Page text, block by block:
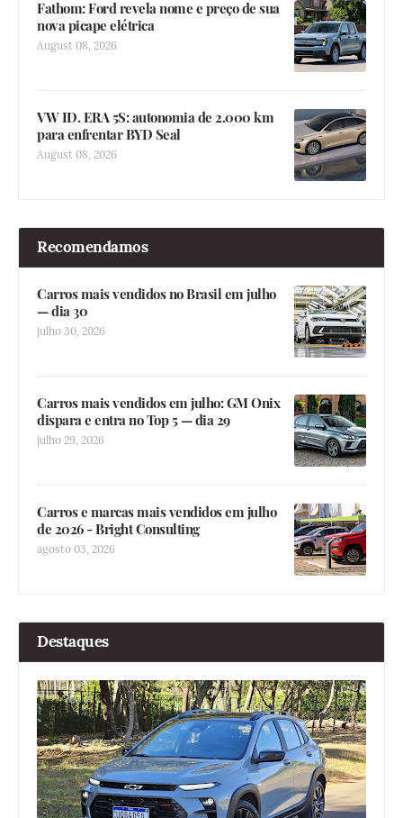
Fathom: Ford revela nome e preço de sua
nova picape elétrica
August 08, 2026
VW ID. ERA 5S: autonomia de 2.000 km
para enfrentar BYD Seal
August 08, 2026
Recomendamos
Carros mais vendidos no Brasil em julho
— dia 30
julho 30, 2026
Carros mais vendidos em julho: GM Onix
dispara e entra no Top 5 — dia 29
julho 29, 2026
Carros e marcas mais vendidos em julho
de 2026 - Bright Consulting
agosto 03, 2026
Destaques